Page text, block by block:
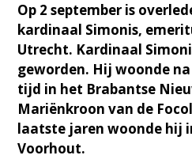
Op 2 september is
kardinaal Simonis,
Utrecht. Kardinaal
geworden. Hij woonde
tijd in het Brabantse
Mariënkroon van de
laatste jaren woonde hij
Voorhout.